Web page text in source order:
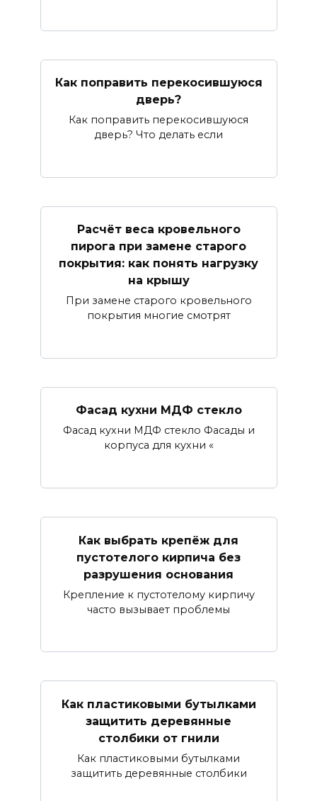
Как поправить перекосившуюся
дверь?
Как поправить перекосившуюся
дверь? Что делать если
Расчёт веса кровельного
пирога при замене старого
покрытия: как понять нагрузку
на крышу
При замене старого кровельного
покрытия многие смотрят
Фасад кухни МДФ стекло
Фасад кухни МДФ стекло Фасады и
корпуса для кухни «
Как выбрать крепёж для
пустотелого кирпича без
разрушения основания
Крепление к пустотелому кирпичу
часто вызывает проблемы
Как пластиковыми бутылками
защитить деревянные
столбики от гнили
Как пластиковыми бутылками
защитить деревянные столбики